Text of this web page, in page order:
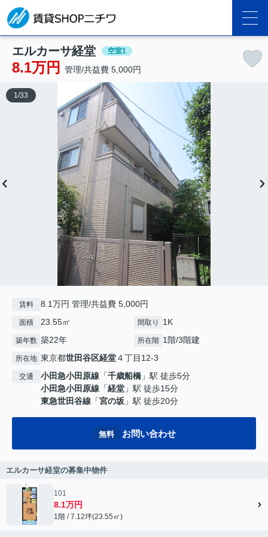
エルカーサ経堂 空室1
8.1万円 管理/共益費 5,000円
1 /33
賃料 8.1万円 管理/共益費 5,000円
面積 23.55㎡ 間取り 1K
築年数 築22年 所在階 1階/3階建
所在地 東京都世田谷区経堂４丁目12-3
交通 小田急小田原線 「千歳船橋 」駅 徒歩5分
小田急小田原線 「経堂 」駅 徒歩15分
東急世田谷線 「宮の坂 」駅 徒歩20分
無料 お問い合わせ
エルカーサ経堂の募集中物件
101
8.1万円
1階 / 7.12坪(23.55㎡)